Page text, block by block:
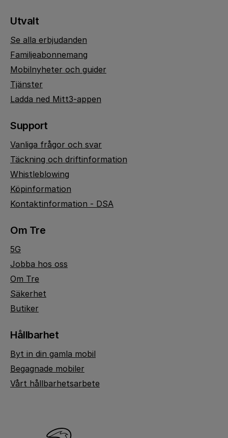
Utvalt
Se alla erbjudanden
Familjeabonnemang
Mobilnyheter och guider
Tjänster
Ladda ned Mitt3-appen
Support
Vanliga frågor och svar
Täckning och driftinformation
Whistleblowing
Köpinformation
Kontaktinformation - DSA
Om Tre
5G
Jobba hos oss
Om Tre
Säkerhet
Butiker
Hållbarhet
Byt in din gamla mobil
Begagnade mobiler
Vårt hållbarhetsarbete